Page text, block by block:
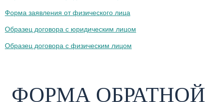
Форма заявления от физического лица
Образец договора с юридическим лицом
Образец договора с физическим лицом
ФОРМА ОБРАТНОЙ